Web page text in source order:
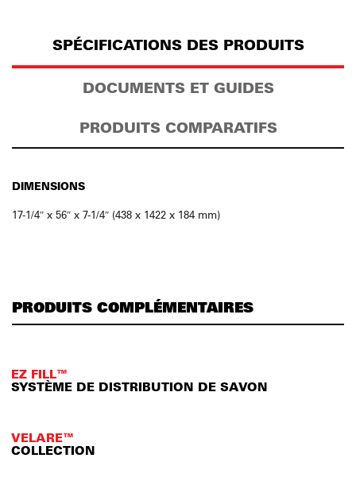
SPÉCIFICATIONS DES PRODUITS
DOCUMENTS ET GUIDES
PRODUITS COMPARATIFS
DIMENSIONS
17-1/4″ x 56″ x 7-1/4″ (438 x 1422 x 184 mm)
PRODUITS COMPLÉMENTAIRES
EZ FILL™
SYSTÈME DE DISTRIBUTION DE SAVON
VELARE™
COLLECTION